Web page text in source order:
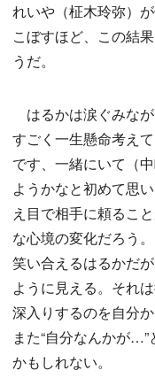
れいや（柾木玲弥）
こぼすほど、この結
うだ。
はるかは涙ぐみなが
すごく一生懸命考え
です、一緒にいて（
ようかなと初めて思
え目で相手に頼るこ
な心境の変化だろう
笑い合えるはるかだ
ように見える。それ
深入りするのを自分
また“自分なんかが
かもしれない。